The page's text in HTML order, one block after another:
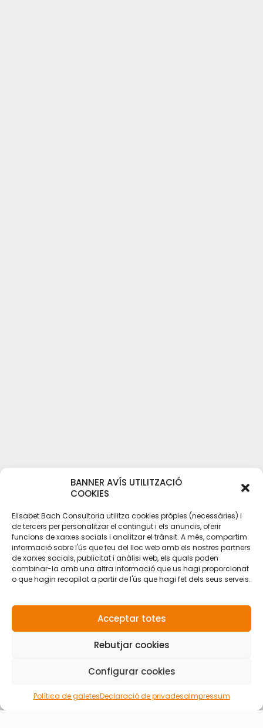
BANNER AVÍS UTILITZACIÓ
COOKIES
Elisabet Bach Consultoria utilitza cookies pròpies (necessàries) i
de tercers per personalitzar el contingut i els anuncis, oferir
funcions de xarxes socials i analitzar el trànsit. A més, compartim
informació sobre l'ús que feu del lloc web amb els nostres partners
de xarxes socials, publicitat i anàlisi web, els quals poden
combinar-la amb una altra informació que us hagi proporcionat
o que hagin recopilat a partir de l'ús que hagi fet dels seus serveis.
Acceptar totes
Rebutjar cookies
Configurar cookies
Política de galetesDeclaració de privadesaImpressum